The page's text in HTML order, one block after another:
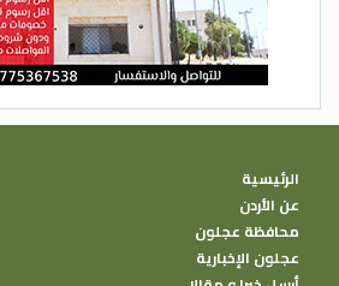
الرئيسية
عن الأردن
محافظة عجلون
عجلون الإخبارية